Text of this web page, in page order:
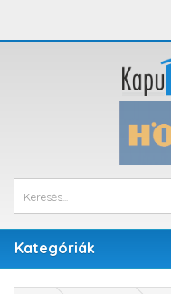
Kategóriák